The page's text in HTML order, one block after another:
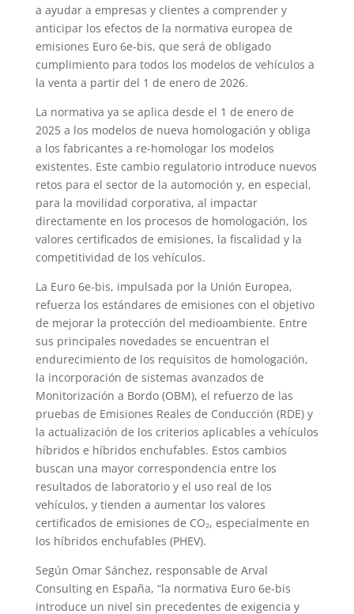
a ayudar a empresas y clientes a comprender y
anticipar los efectos de la normativa europea de
emisiones Euro 6e-bis, que será de obligado
cumplimiento para todos los modelos de vehículos a
la venta a partir del 1 de enero de 2026.
La normativa ya se aplica desde el 1 de enero de
2025 a los modelos de nueva homologación y obliga
a los fabricantes a re-homologar los modelos
existentes. Este cambio regulatorio introduce nuevos
retos para el sector de la automoción y, en especial,
para la movilidad corporativa, al impactar
directamente en los procesos de homologación, los
valores certificados de emisiones, la fiscalidad y la
competitividad de los vehículos.
La Euro 6e-bis, impulsada por la Unión Europea,
refuerza los estándares de emisiones con el objetivo
de mejorar la protección del medioambiente. Entre
sus principales novedades se encuentran el
endurecimiento de los requisitos de homologación,
la incorporación de sistemas avanzados de
Monitorización a Bordo (OBM), el refuerzo de las
pruebas de Emisiones Reales de Conducción (RDE) y
la actualización de los criterios aplicables a vehículos
híbridos e híbridos enchufables. Estos cambios
buscan una mayor correspondencia entre los
resultados de laboratorio y el uso real de los
vehículos, y tienden a aumentar los valores
certificados de emisiones de CO₂, especialmente en
los híbridos enchufables (PHEV).
Según Omar Sánchez, responsable de Arval
Consulting en España, “la normativa Euro 6e-bis
introduce un nivel sin precedentes de exigencia y